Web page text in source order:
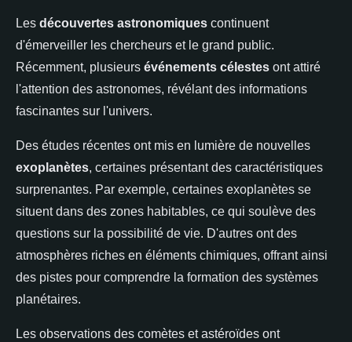
Les découvertes astronomiques continuent
d'émerveiller les chercheurs et le grand public.
Récemment, plusieurs événements célestes ont attiré
l'attention des astronomes, révélant des informations
fascinantes sur l'univers.
Des études récentes ont mis en lumière de nouvelles
exoplanètes, certaines présentant des caractéristiques
surprenantes. Par exemple, certaines exoplanètes se
situent dans des zones habitables, ce qui soulève des
questions sur la possibilité de vie. D'autres ont des
atmosphères riches en éléments chimiques, offrant ainsi
des pistes pour comprendre la formation des systèmes
planétaires.
Les observations des comètes et astéroïdes ont